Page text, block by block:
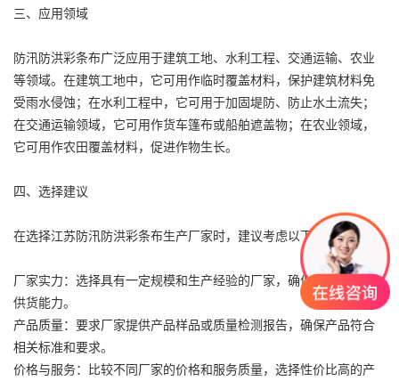
三、应用领域
防汛防洪彩条布广泛应用于建筑工地、水利工程、交通运输、农业
等领域。在建筑工地中，它可用作临时覆盖材料，保护建筑材料免
受雨水侵蚀；在水利工程中，它可用于加固堤防、防止水土流失；
在交通运输领域，它可用作货车篷布或船舶遮盖物；在农业领域，
它可用作农田覆盖材料，促进作物生长。
四、选择建议
在选择江苏防汛防洪彩条布生产厂家时，建议考虑以下几点：
厂家实力：选择具有一定规模和生产经验的厂家，确保产品质量和
供货能力。
产品质量：要求厂家提供产品样品或质量检测报告，确保产品符合
相关标准和要求。
价格与服务：比较不同厂家的价格和服务质量，选择性价比高的产